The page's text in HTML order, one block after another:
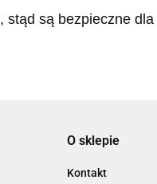
, stąd są bezpieczne
O sklepie
Kontakt